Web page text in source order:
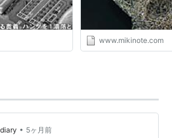
www.mikinote.com
• 5ヶ月前